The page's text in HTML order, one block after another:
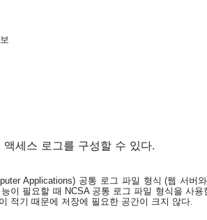
세스 로그를 구성할 수 있다.
Applications) 공통 로그 파일 형식(웹 서버와
이 필요할 때 NCSA 공통 로그 파일 형식을 사용
적기 때문에 저장에 필요한 공간이 크지 않다.